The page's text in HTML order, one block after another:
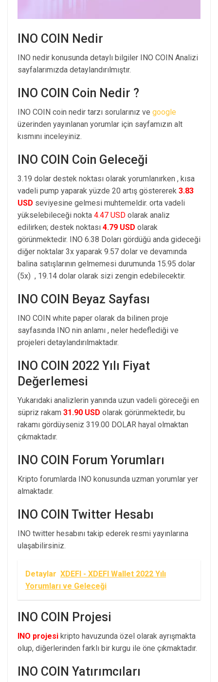
INO COIN Nedir
INO nedir konusunda detaylı bilgiler INO COIN Analizi
sayfalarımızda detaylandırılmıştır.
INO COIN Coin Nedir ?
INO COIN coin nedir tarzı sorularınız ve google
üzerinden yayınlanan yorumlar için sayfamızın alt
kısmını inceleyiniz.
INO COIN Coin Geleceği
3.19 dolar destek noktası olarak yorumlanırken , kısa
vadeli pump yaparak yüzde 20 artış göstererek 3.83
USD seviyesine gelmesi muhtemeldir. orta vadeli
yükselebileceği nokta 4.47 USD olarak analiz
edilirken; destek noktası 4.79 USD olarak
görünmektedir. INO 6.38 Doları gördüğü anda gideceği
diğer noktalar 3x yaparak 9.57 dolar ve devamında
balina satışlarının gelmemesi durumunda 15.95 dolar
(5x) , 19.14 dolar olarak sizi zengin edebilecektir.
INO COIN Beyaz Sayfası
INO COIN white paper olarak da bilinen proje
sayfasında INO nin anlamı , neler hedeflediği ve
projeleri detaylandırılmaktadır.
INO COIN 2022 Yılı Fiyat
Değerlemesi
Yukarıdaki analizlerin yanında uzun vadeli göreceği en
süpriz rakam 31.90 USD olarak görünmektedir, bu
rakamı gördüyseniz 319.00 DOLAR hayal olmaktan
çıkmaktadır.
INO COIN Forum Yorumları
Kripto forumlarda INO konusunda uzman yorumlar yer
almaktadır.
INO COIN Twitter Hesabı
INO twitter hesabını takip ederek resmi yayınlarına
ulaşabilirsiniz.
Detaylar XDEFI - XDEFI Wallet 2022 Yılı
Yorumları ve Geleceği
INO COIN Projesi
INO projesi kripto havuzunda özel olarak ayrışmakta
olup, diğerlerinden farklı bir kurgu ile öne çıkmaktadır.
INO COIN Yatırımcıları